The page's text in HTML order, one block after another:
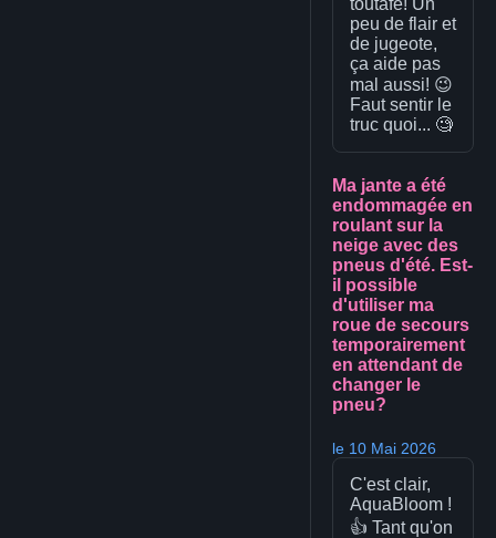
toutafé! Un
peu de flair et
de jugeote,
ça aide pas
mal aussi! 😉
Faut sentir le
truc quoi... 🧐
Ma jante a été
endommagée en
roulant sur la
neige avec des
pneus d'été. Est-
il possible
d'utiliser ma
roue de secours
temporairement
en attendant de
changer le
pneu?
le 10 Mai 2026
C'est clair,
AquaBloom !
👍 Tant qu'on